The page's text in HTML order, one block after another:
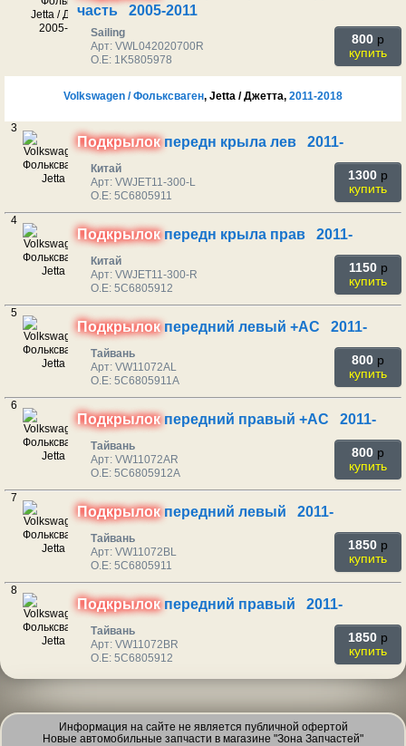
часть 2005-2011
Sailing
Арт: VWL042020700R
O.E: 1K5805978
800 p
купить
Volkswagen / Фольксваген, Jetta / Джетта, 2011-2018
3
Подкрылокпередн крыла лев 2011-
Китай
Арт: VWJET11-300-L
O.E: 5C6805911
1300 p
купить
4
Подкрылокпередн крыла прав 2011-
Китай
Арт: VWJET11-300-R
O.E: 5C6805912
1150 p
купить
5
Подкрылокпередний левый +AC 2011-
Тайвань
Арт: VW11072AL
O.E: 5C6805911A
800 p
купить
6
Подкрылокпередний правый +AC 2011-
Тайвань
Арт: VW11072AR
O.E: 5C6805912A
800 p
купить
7
Подкрылокпередний левый 2011-
Тайвань
Арт: VW11072BL
O.E: 5C6805911
1850 p
купить
8
Подкрылокпередний правый 2011-
Тайвань
Арт: VW11072BR
O.E: 5C6805912
1850 p
купить
Информация на сайте не является публичной офертой
Новые автомобильные запчасти в магазине "Зона Запчастей"